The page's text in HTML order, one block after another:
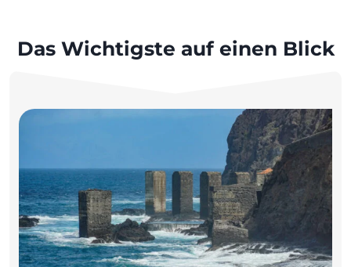
Das Wichtigste auf einen Blick